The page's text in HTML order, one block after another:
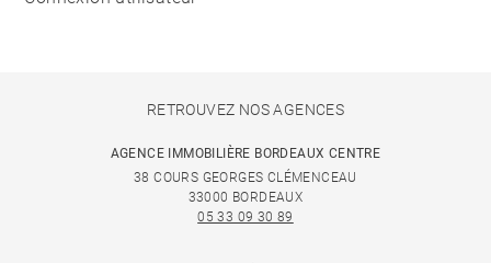
RETROUVEZ NOS AGENCES
AGENCE IMMOBILIÈRE BORDEAUX CENTRE
38 COURS GEORGES CLÉMENCEAU
33000 BORDEAUX
05 33 09 30 89